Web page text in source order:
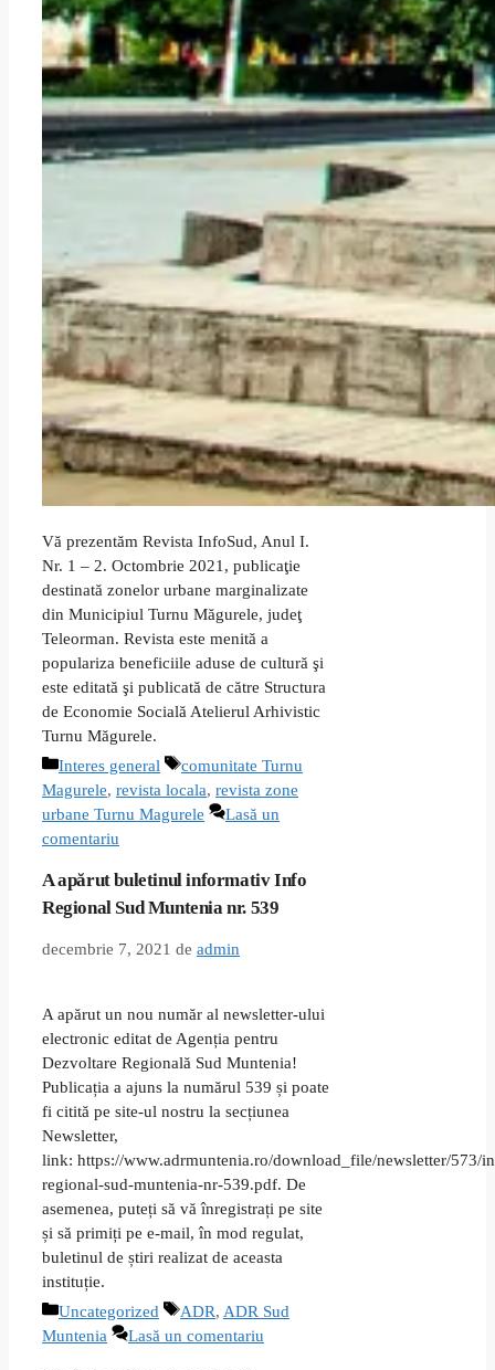
Vă prezentăm Revista InfoSud, Anul I.
Nr. 1 – 2. Octombrie 2021, publicaţie
destinată zonelor urbane marginalizate
din Municipiul Turnu Măgurele, judeţ
Teleorman. Revista este menită a
populariza beneficiile aduse de cultură şi
este editată şi publicată de către Structura
de Economie Socială Atelierul Arhivistic
Turnu Măgurele.
Categorii
Interes general Etichete
comunitate Turnu
Magurele, revista locala, revista zone
urbane Turnu Magurele
Lasă un
comentariu
A apărut buletinul informativ Info
Regional Sud Muntenia nr. 539
decembrie 7, 2021 de admin
A apărut un nou număr al newsletter-ului
electronic editat de Agenția pentru
Dezvoltare Regională Sud Muntenia!
Publicația a ajuns la numărul 539 și poate
fi citită pe site-ul nostru la secțiunea
Newsletter,
link: https://www.adrmuntenia.ro/download_file/newsletter/573/
regional-sud-muntenia-nr-539.pdf. De
asemenea, puteți să vă înregistrați pe site
și să primiți pe e-mail, în mod regulat,
buletinul de știri realizat de aceasta
instituție.
Categorii
Uncategorized Etichete
ADR, ADR Sud
Muntenia
Lasă un comentariu